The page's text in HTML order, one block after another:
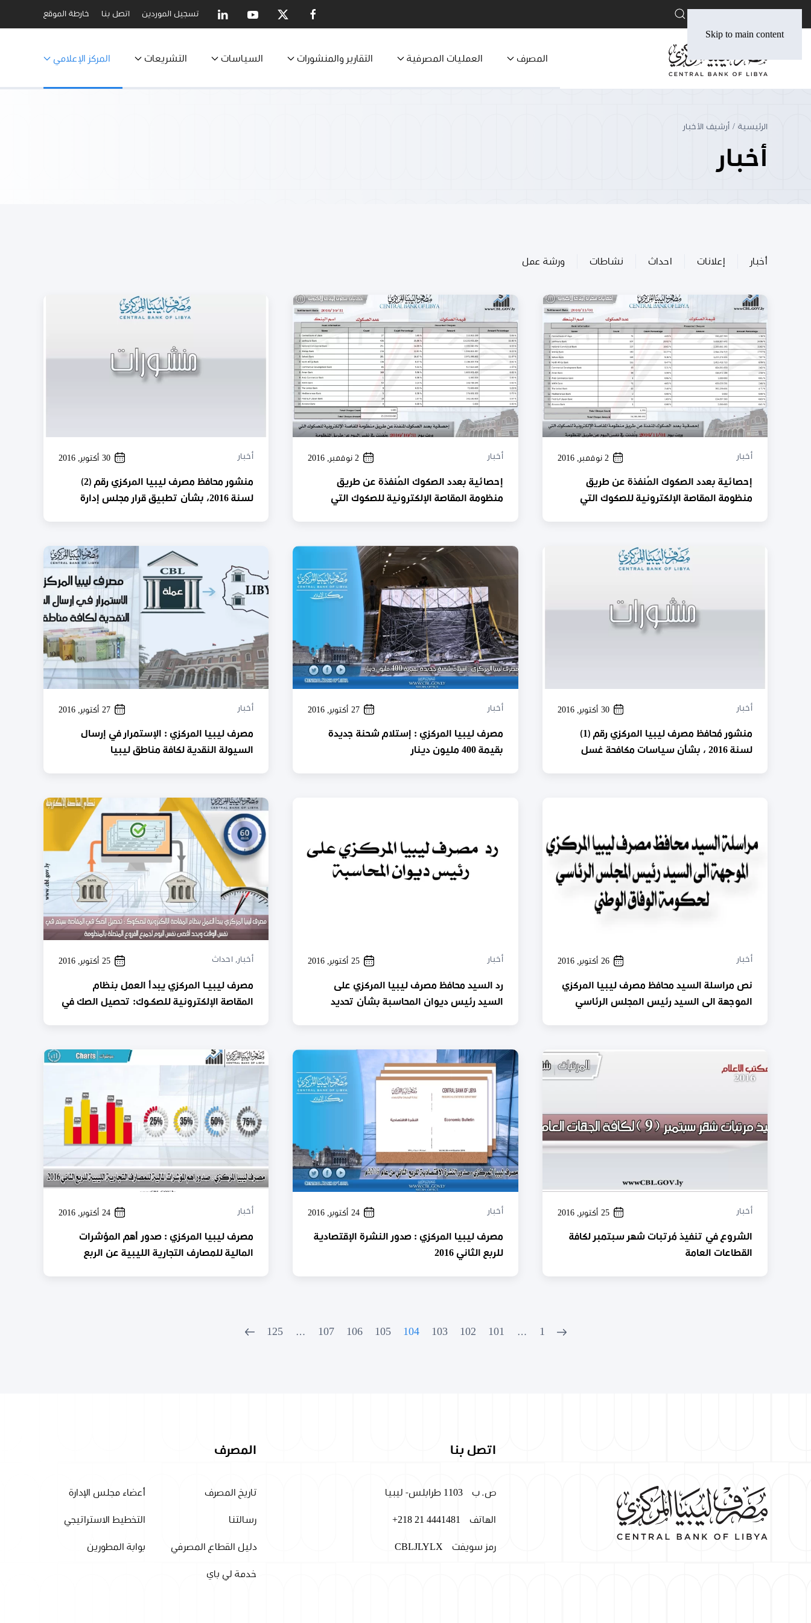
Skip to main content
تسجيل الموردين اتصل بنا خارطة الموقع
المصرف العمليات المصرفية التقارير والمنشورات السياسات التشريعات المركز الإعلامي
الرئيسية أرشيف الأخبار
أخبار
أخبار إعلانات احداث نشاطات ورشة عمل
أخبار 2 نوفمبر, 2016
إحصائية بعدد الصكوك المُنفذة عن طريق
منظومة المقاصة الإلكترونية للصكوك التي
أخبار 2 نوفمبر, 2016
إحصائية بعدد الصكوك المُنفذة عن طريق
منظومة المقاصة الإلكترونية للصكوك التي
أخبار 30 أكتوبر, 2016
منشور محافظ مصرف ليبيا المركزي رقم (2)
لسنة 2016، بشأن تطبيق قرار مجلس إدارة
المصرفية بالمصارف التجارية.
أخبار 30 أكتوبر, 2016
منشور مُحافظ مصرف ليبيا المركزي رقم (1)
لسنة 2016 ، بشأن سياسات مكافحة غسل
أخبار 27 أكتوبر, 2016
مصرف ليبيا المركزي : إستلام شحنة جديدة
بقيمة 400 مليون دينار
أخبار 27 أكتوبر, 2016
مصرف ليبيا المركزي : الإستمرار في إرسال
السيولة النقدية لكافة مناطق ليبيا
أخبار 26 أكتوبر, 2016
نص مراسلة السيد محافظ مصرف ليبيا المركزي
الموجهة الى السيد رئيس المجلس الرئاسي
أخبار 25 أكتوبر, 2016
رد السيد محافظ مصرف ليبيا المركزي على
السيد رئيس ديوان المحاسبة بشأن تحديد
أخبار , احداث 25 أكتوبر, 2016
مصرف ليبيـا المركزي يبدأ العمل بنظام
المقاصة الإلكترونية للصكـوك: تحصيل الصك في
أخبار 25 أكتوبر, 2016
الشروع في تنفيذ مُرتبات شهر سبتمبر لكافة
القطاعات العامة
أخبار 24 أكتوبر, 2016
مصرف ليبيا المركزي : صدور النشرة الإقتصادية
للربع الثاني 2016
أخبار 24 أكتوبر, 2016
مصرف ليبيا المركزي : صدور أهم المؤشرات
المالية للمصارف التجارية الليبية عن الربع
1
…
101
102
103
104
105
106
107
…
125
اتصل بنا
ص. ب 1103 طرابلس- ليبيا
الهاتف +218 21 4441481
رمز سويفت CBLJLYLX
المصرف
تاريخ المصرف أعضاء مجلس الإدارة
رسالتنا التخطيط الاستراتيجي
دليل القطاع المصرفي بوابة المطورين
خدمة لي باي